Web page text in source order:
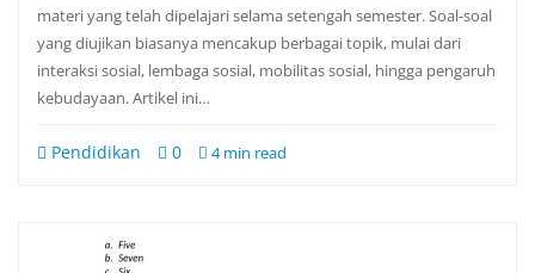
materi yang telah dipelajari selama setengah semester. Soal-soal
yang diujikan biasanya mencakup berbagai topik, mulai dari
interaksi sosial, lembaga sosial, mobilitas sosial, hingga pengaruh
kebudayaan. Artikel ini…
Pendidikan 0 4 min read